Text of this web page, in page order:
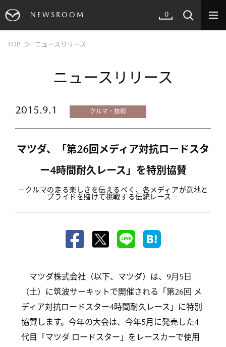
NEWSROOM 0
TOP ニュースリリース
ニュースリリース
2015.9.1 クルマ・技術
マツダ、「第26回メディア対抗ロードスタ
ー4時間耐久レース」を特別協賛
－クルマの走る楽しさを伝えるべく、各メディアが意地と
プライドを賭けて挑戦する伝統レース－
マツダ株式会社（以下、マツダ）は、9月5日
（土）に筑波サーキットで開催される「第26回 メ
ディア対抗ロードスター4時間耐久レース」に特別
協賛します。今年の大会は、今年5月に発売した4
代目「マツダ ロードスター」をレースカーで使用